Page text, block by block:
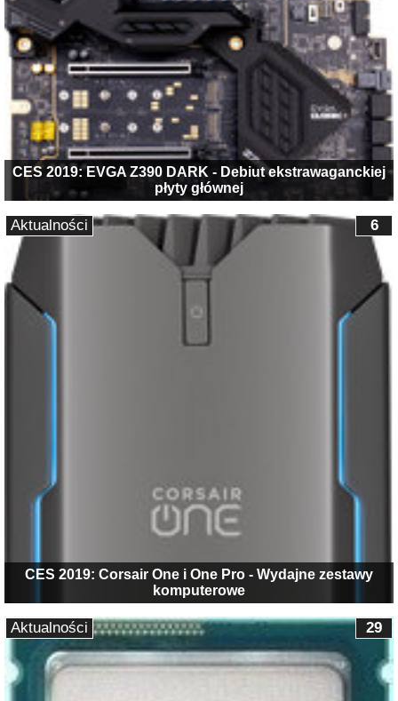
CES 2019: EVGA Z390 DARK - Debiut ekstrawaganckiej
płyty głównej
CES 2019: Corsair One i One Pro - Wydajne zestawy
komputerowe
6
Aktualności
29
Aktualności